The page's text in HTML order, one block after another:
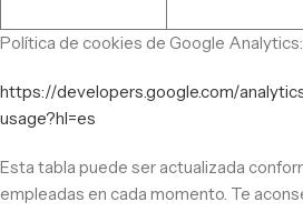
Política de cookies de Google Analytics:
https://developers.google.com/
usage?hl=es
Esta tabla puede ser actualizada
empleadas en cada momento. Te